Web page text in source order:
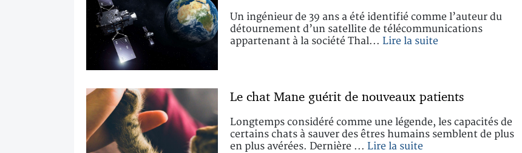
Un ingénieur de 39 ans a été identifié comme l’auteur du
détournement d’un satellite de télécommunications
appartenant à la société Thal... Lire la suite
Le chat Mane guérit de nouveaux patients
Longtemps considéré comme une légende, les capacités de
certains chats à sauver des êtres humains semblent de plus
en plus avérées. Dernière ... Lire la suite